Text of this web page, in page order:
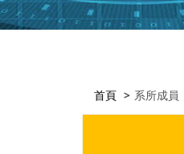
首頁 系所成員